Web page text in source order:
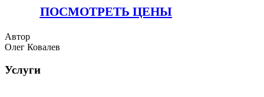
ПОСМОТРЕТЬ ЦЕНЫ
Автор
Олег Ковалев
Услуги